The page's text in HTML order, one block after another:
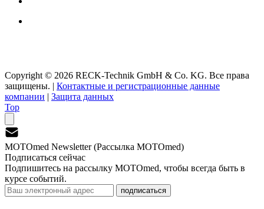
Copyright © 2026 RECK-Technik GmbH & Co. KG. Все права
защищены.
Контактные и регистрационные данные
компании
Защита данных
Top
MOTOmed Newsletter (Рассылка MOTOmed)
Подписаться сейчас
Подпишитесь на рассылку MOTOmed, чтобы всегда быть в
курсе событий.
подписаться